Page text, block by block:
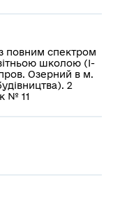
повним спектром
школою (І-
пров. Озерний в м.
2
№ 11